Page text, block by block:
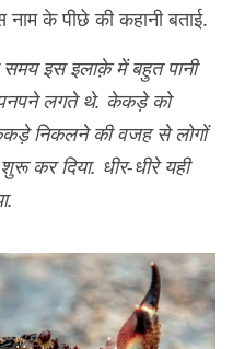
के पीछे की कहानी बताई.
इस इलाक़े में बहुत पानी
लगते थे. केकड़े को
निकलने की वजह से लोगों
कर दिया. धीर-धीरे यही